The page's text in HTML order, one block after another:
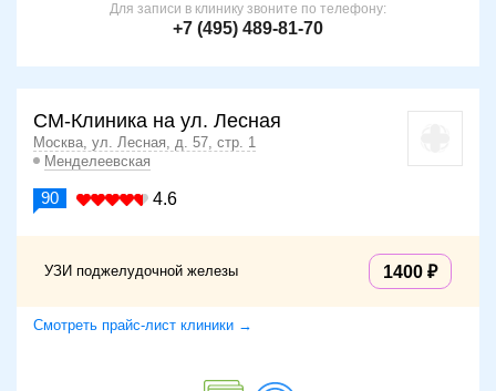
Для записи в клинику звоните по телефону:
+7 (495) 489-81-70
СМ-Клиника на ул. Лесная
Москва, ул. Лесная, д. 57, стр. 1
Менделеевская
90 4.6
УЗИ поджелудочной железы 1400
Смотреть прайс-лист клиники →